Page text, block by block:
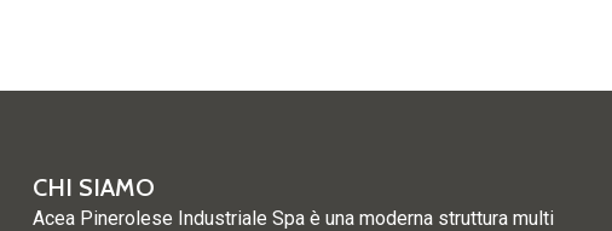
CHI SIAMO
Acea Pinerolese Industriale Spa è una moderna struttura multi